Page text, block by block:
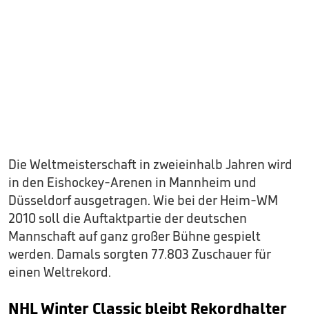
Die Weltmeisterschaft in zweieinhalb Jahren wird
in den Eishockey-Arenen in Mannheim und
Düsseldorf ausgetragen. Wie bei der Heim-WM
2010 soll die Auftaktpartie der deutschen
Mannschaft auf ganz großer Bühne gespielt
werden. Damals sorgten 77.803 Zuschauer für
einen Weltrekord.
NHL Winter Classic bleibt Rekordhalter